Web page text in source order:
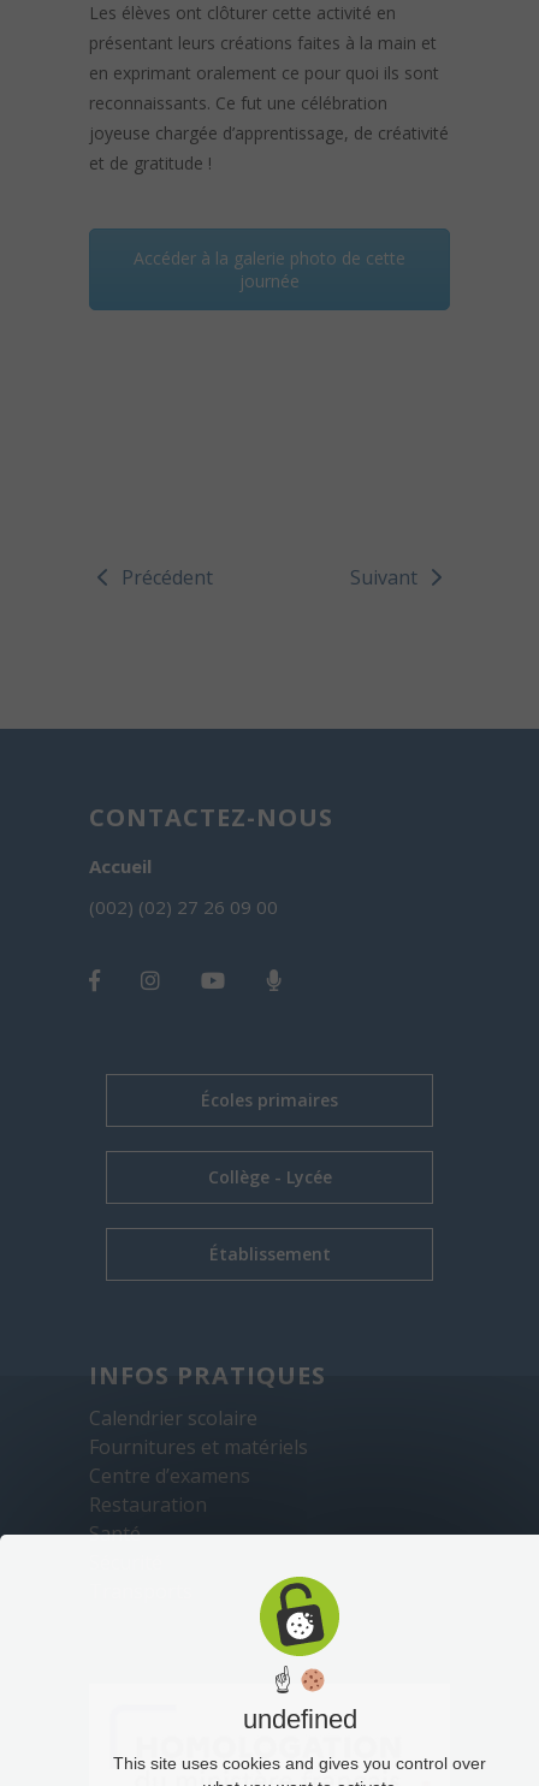
Les élèves ont clôturer cette activité en
présentant leurs créations faites à la main et
en exprimant oralement ce pour quoi ils sont
reconnaissants. Ce fut une célébration
joyeuse chargée d’apprentissage, de créativité
et de gratitude !
Accéder à la galerie photo de cette
journée
Précédent Suivant
CONTACTEZ-NOUS
Accueil
(002) (02) 27 26 09 00
Écoles primaires
Collège - Lycée
Établissement
INFOS PRATIQUES
Calendrier scolaire
Fournitures et matériels
Centre d’examens
Restauration
Santé
☝
undefined
This site uses cookies and gives you control over